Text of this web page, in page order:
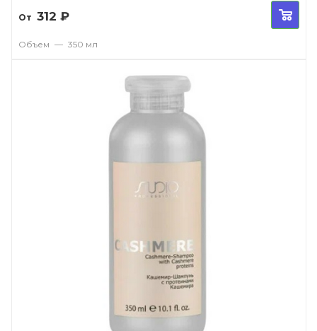
От 312 ₽
Объем — 350 мл